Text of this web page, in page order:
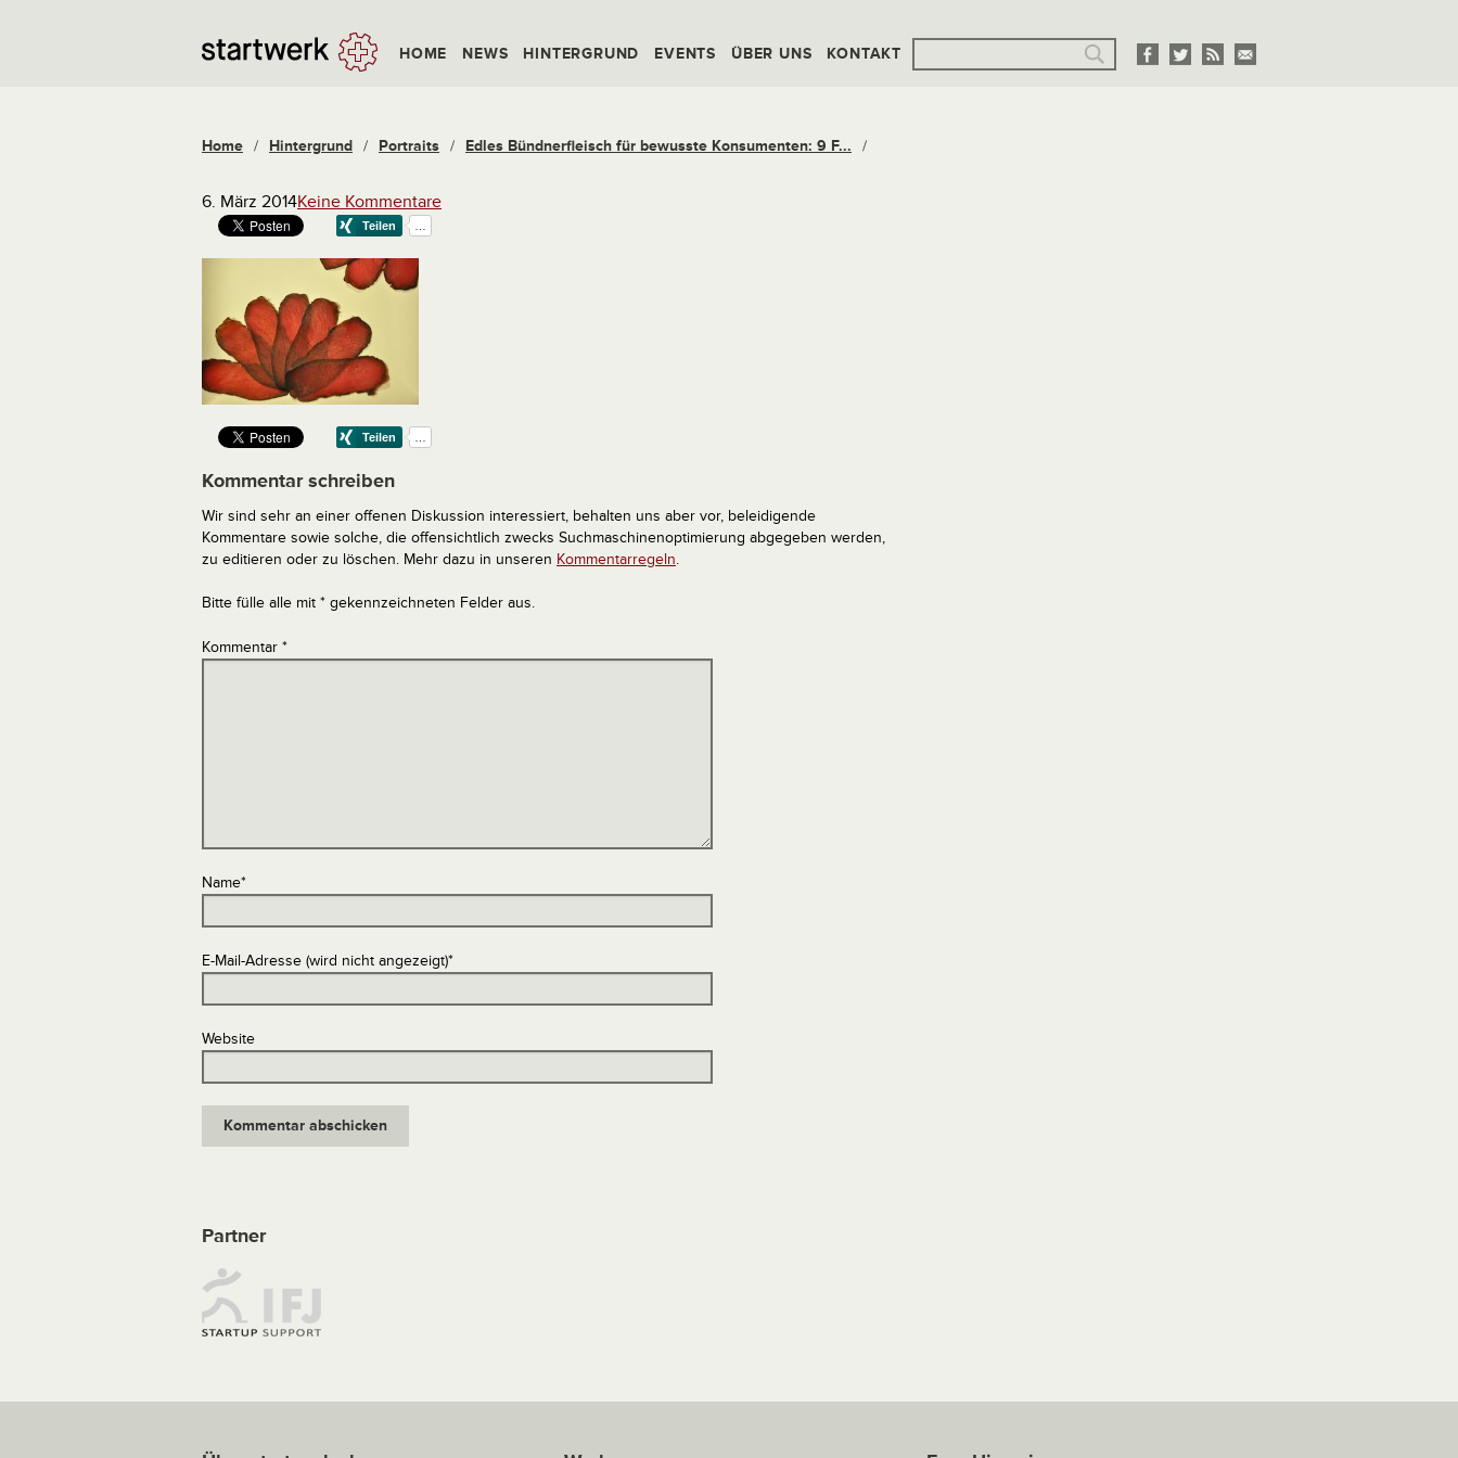
HOME NEWS HINTERGRUND EVENTS ÜBER UNS KONTAKT
Home / Hintergrund / Portraits / Edles Bündnerfleisch für bewusste Konsumenten: 9 F... /
6. März 2014Keine Kommentare
Kommentar schreiben
Wir sind sehr an einer offenen Diskussion interessiert, behalten uns aber vor, beleidigende
Kommentare sowie solche, die offensichtlich zwecks Suchmaschinenoptimierung abgegeben werden,
zu editieren oder zu löschen. Mehr dazu in unseren Kommentarregeln.
Bitte fülle alle mit * gekennzeichneten Felder aus.
Kommentar *
Name*
E-Mail-Adresse (wird nicht angezeigt)*
Website
Partner